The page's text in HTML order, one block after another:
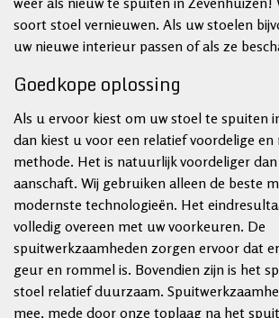
soort stoel vernieuwen. Als uw stoelen
uw nieuwe interieur passen of als ze
Goedkope oplossing
Als u ervoor kiest om uw stoel te spuiten
dan kiest u voor een relatief voordelige en
methode. Het is natuurlijk voordeliger
aanschaft. Wij gebruiken alleen de beste
modernste technologieën. Het
volledig overeen met uw voorkeuren. De
spuitwerkzaamheden zorgen ervoor dat
geur en rommel is. Bovendien zijn is het
stoel relatief duurzaam.
mee, mede door onze toplaag na het